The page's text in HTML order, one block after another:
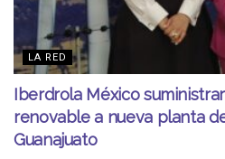
LA RED
Iberdrola México
renovable a nueva planta
Guanajuato